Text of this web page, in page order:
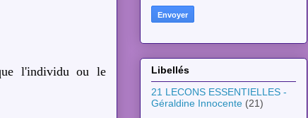
l'individu ou le
Libellés
21 LECONS ESSENTIELLES -
Géraldine Innocente (21)